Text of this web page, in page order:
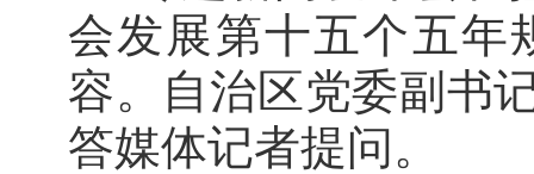
会发展第十五个五年
容。自治区党委副书
答媒体记者提问。